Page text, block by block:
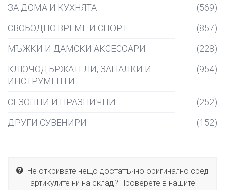
ЗА ДОМА И КУХНЯТА
(569)
СВОБОДНО ВРЕМЕ И СПОРТ
(857)
МЪЖКИ И ДАМСКИ АКСЕСОАРИ
(228)
КЛЮЧОДЪРЖАТЕЛИ, ЗАПАЛКИ И
ИНСТРУМЕНТИ
(954)
СЕЗОННИ И ПРАЗНИЧНИ
(252)
ДРУГИ СУВЕНИРИ
(152)
Не откривате нещо достатъчно оригинално сред
артикулите ни на склад? Проверете в нашите